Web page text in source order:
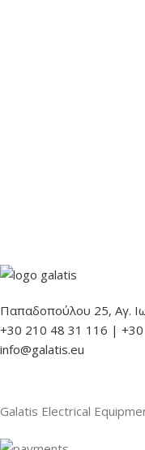
Παπαδοπούλου 25, Αγ.
+30 210 48 31 116 |
info@galatis.eu
Galatis Electrical